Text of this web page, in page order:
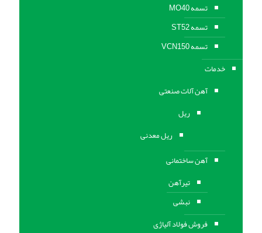
تسمه MO40
تسمه ST52
تسمه VCN150
خدمات
آهن آلات صنعتی
ریل
ریل معدنی
آهن ساختمانی
تیرآهن
نبشی
فروش فولاد آلیاژی